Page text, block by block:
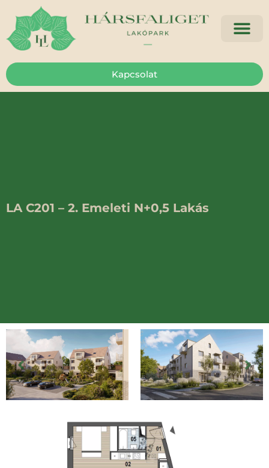
Kapcsolat
LA C201 – 2. Emeleti N+0,5 Lakás